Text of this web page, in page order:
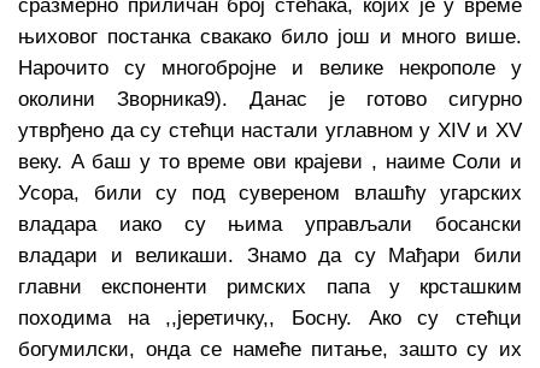
сразмерно приличан број стећака, којих је у време
њиховог постанка свакако било још и много више.
Нарочито су многобројне и велике некрополе у
околини Зворника9). Данас је готово сигурно
утврђено да су стећци настали углавном у ХIV и ХV
веку. А баш у то време ови крајеви , наиме Соли и
Усора, били су под сувереном влашћу угарских
владара иако су њима управљали босански
владари и великаши. Знамо да су Мађари били
главни експоненти римских папа у крсташким
походима на ,,јеретичку,, Босну. Ако су стећци
богумилски, онда се намеће питање, зашто су их